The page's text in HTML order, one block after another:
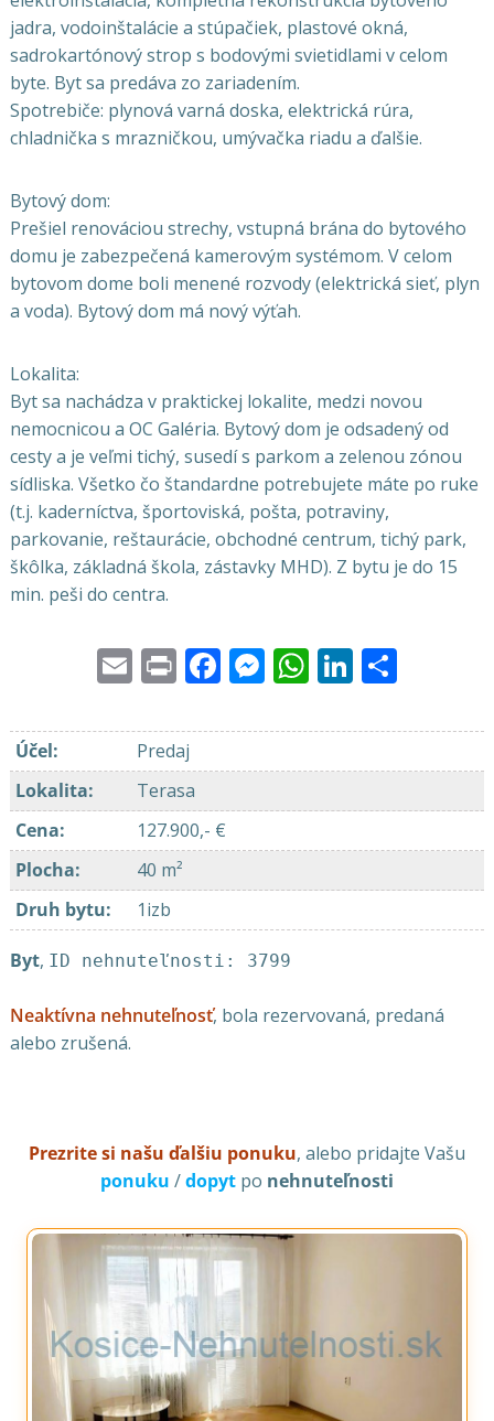
jadra, vodoinštalácie a stúpačiek, plastové okná,
sadrokartónový strop s bodovými svietidlami v celom
byte. Byt sa predáva zo zariadením.
Spotrebiče: plynová varná doska, elektrická rúra,
chladnička s mrazničkou, umývačka riadu a ďalšie.
Bytový dom:
Prešiel renováciou strechy, vstupná brána do bytového
domu je zabezpečená kamerovým systémom. V celom
bytovom dome boli menené rozvody (elektrická sieť, plyn
a voda). Bytový dom má nový výťah.
Lokalita:
Byt sa nachádza v praktickej lokalite, medzi novou
nemocnicou a OC Galéria. Bytový dom je odsadený od
cesty a je veľmi tichý, susedí s parkom a zelenou zónou
sídliska. Všetko čo štandardne potrebujete máte po ruke
(t.j. kaderníctva, športoviská, pošta, potraviny,
parkovanie, reštaurácie, obchodné centrum, tichý park,
škôlka, základná škola, zástavky MHD). Z bytu je do 15
min. peši do centra.
EmailPrintFacebook
Messenger
WhatsApp
LinkedIn
Účel:
Predaj
Lokalita:
Terasa
Cena:
127.900,- €
Plocha:
40 m²
Druh bytu: 1izb
Byt, ID nehnuteľnosti: 3799
Neaktívna nehnuteľnosť, bola rezervovaná, predaná
alebo zrušená.
Prezrite si našu ďalšiu ponuku, alebo pridajte Vašu
ponuku /dopyt po nehnuteľnosti